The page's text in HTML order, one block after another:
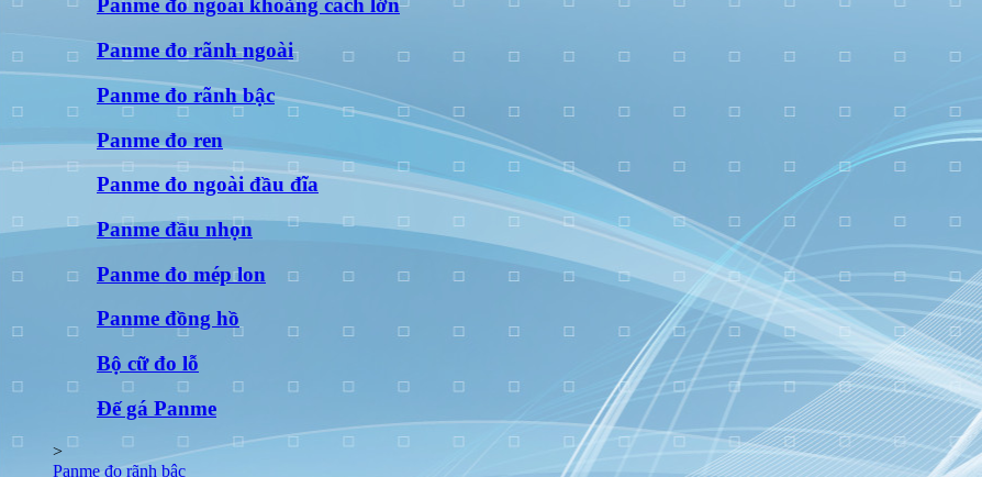
Panme đo ngoài khoảng cách lớn
Panme đo rãnh ngoài
Panme đo rãnh bậc
Panme đo ren
Panme đo ngoài đầu đĩa
Panme đầu nhọn
Panme đo mép lon
Panme đồng hồ
Bộ cữ đo lỗ
Đế gá Panme
>
Panme đo rãnh bậc